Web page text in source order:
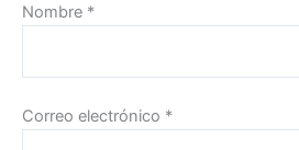
Nombre *
Correo electrónico *